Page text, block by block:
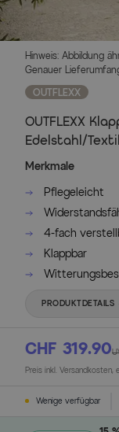
Hinweis: Abbildung
Genauer
OUTFLEXX
OUTFLEXX
Edelstahl/
Merkmale
Pflegeleicht
4-fach
Klappbar
PRODUKTDETAILS
CHF 319.90
Preis inkl.
Wenige verfügbar